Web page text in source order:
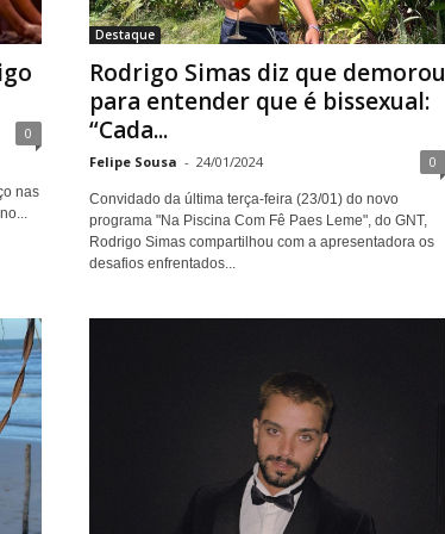
0
nas
Destaque
Rodrigo Simas diz que demorou
para entender que é bissexual:
“Cada...
Felipe Sousa - 24/01/2024 0
Convidado da última terça-feira (23/01) do novo
programa "Na Piscina Com Fê Paes Leme", do GNT,
Rodrigo Simas compartilhou com a apresentadora os
desafios enfrentados...